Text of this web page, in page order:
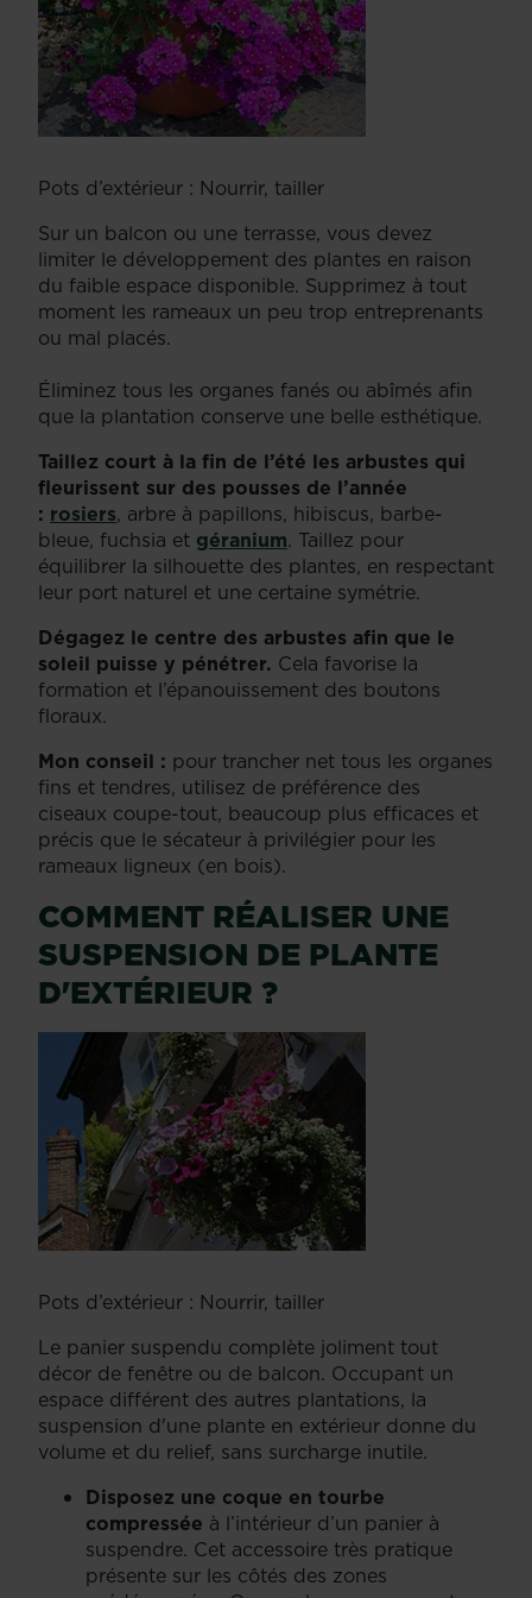
Pots d’extérieur : Nourrir, tailler
Sur un balcon ou une terrasse, vous devez
limiter le développement des plantes en raison
du faible espace disponible. Supprimez à tout
moment les rameaux un peu trop entreprenants
ou mal placés.
Éliminez tous les organes fanés ou abîmés afin
que la plantation conserve une belle esthétique.
Taillez court à la fin de l’été les arbustes qui
fleurissent sur des pousses de l’année
: rosiers, arbre à papillons, hibiscus, barbe-
bleue, fuchsia et géranium. Taillez pour
équilibrer la silhouette des plantes, en respectant
leur port naturel et une certaine symétrie.
Dégagez le centre des arbustes afin que le
soleil puisse y pénétrer. Cela favorise la
formation et l’épanouissement des boutons
floraux.
Mon conseil : pour trancher net tous les organes
fins et tendres, utilisez de préférence des
ciseaux coupe-tout, beaucoup plus efficaces et
précis que le sécateur à privilégier pour les
rameaux ligneux (en bois).
COMMENT RÉALISER UNE
SUSPENSION DE PLANTE
D'EXTÉRIEUR ?
Pots d’extérieur : Nourrir, tailler
Le panier suspendu complète joliment tout
décor de fenêtre ou de balcon. Occupant un
espace différent des autres plantations, la
suspension d'une plante en extérieur donne du
volume et du relief, sans surcharge inutile.
Disposez une coque en tourbe
compressée à l’intérieur d’un panier à
suspendre. Cet accessoire très pratique
présente sur les côtés des zones